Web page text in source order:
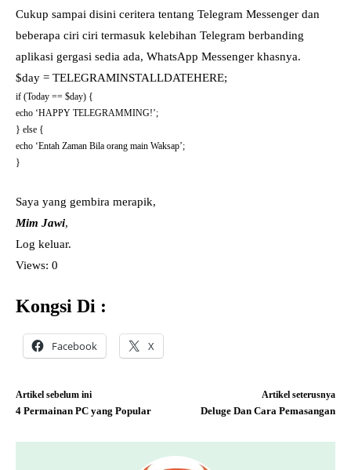
Cukup sampai disini ceritera tentang Telegram Messenger dan
beberapa ciri ciri termasuk kelebihan Telegram berbanding
aplikasi gergasi sedia ada, WhatsApp Messenger khasnya.
$day = TELEGRAMINSTALLDATEHERE;
if (Today == $day) {
echo ‘HAPPY TELEGRAMMING!’;
} else {
echo ‘Entah Zaman Bila orang main Waksap’;
}
Saya yang gembira merapik,
Mim Jawi,
Log keluar.
Views: 0
Kongsi Di :
Facebook X
Artikel sebelum ini
4 Permainan PC yang Popular
Artikel seterusnya
Deluge Dan Cara Pemasangan